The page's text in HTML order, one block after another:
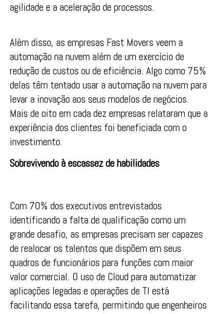
agilidade e a aceleração de processos.
Além disso, as empresas Fast Movers veem a
automação na nuvem além de um exercício de
redução de custos ou de eficiência. Algo como 75%
delas têm tentado usar a automação na nuvem para
levar a inovação aos seus modelos de negócios.
Mais de oito em cada dez empresas relataram que a
experiência dos clientes foi beneficiada com o
investimento.
Sobrevivendo à escassez de habilidades
Com 70% dos executivos entrevistados
identificando a falta de qualificação como um
grande desafio, as empresas precisam ser capazes
de realocar os talentos que dispõem em seus
quadros de funcionários para funções com maior
valor comercial. O uso de Cloud para automatizar
aplicações legadas e operações de TI está
facilitando essa tarefa, permitindo que engenheiros